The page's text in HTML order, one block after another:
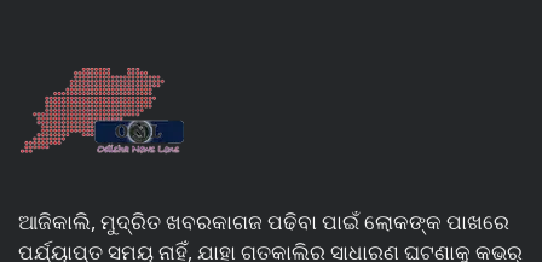
ଆଜିକାଲି, ମୁଦ୍ରିତ ଖବରକାଗଜ ପଢିବା ପାଇଁ ଲୋକଙ୍କ ପାଖରେ
ପର୍ଯ୍ୟାପ୍ତ ସମୟ ନାହିଁ, ଯାହା ଗତକାଲିର ସାଧାରଣ ଘଟଣାକୁ କଭର୍